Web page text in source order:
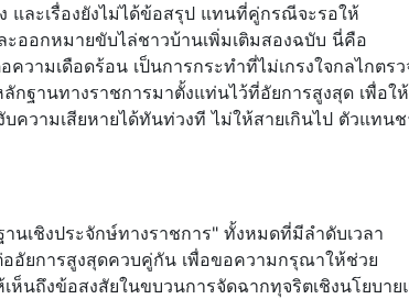
และเรื่องยังไม่ได้ข้อสรุป แทนที่คู่กรณีจะรอให้
ออกหมายขับไล่ชาวบ้านเพิ่มเติมสองฉบับ นี่คือ
ามเดือดร้อน เป็นการกระทำที่ไม่เกรงใจกลไกตรว
กฐานทางราชการมาตั้งแท่นไว้ที่อัยการสูงสุด เพื่อให้
ความเสียหายได้ทันท่วงที ไม่ให้สายเกินไป ตัวแทนช
เชิงประจักษ์ทางราชการ" ทั้งหมดที่มีลำดับเวลา
อัยการสูงสุดควบคู่กัน เพื่อขอความกรุณาให้ช่วย
นถึงข้อสงสัยในขบวนการจัดฉากทุจริตเชิงนโยบาย